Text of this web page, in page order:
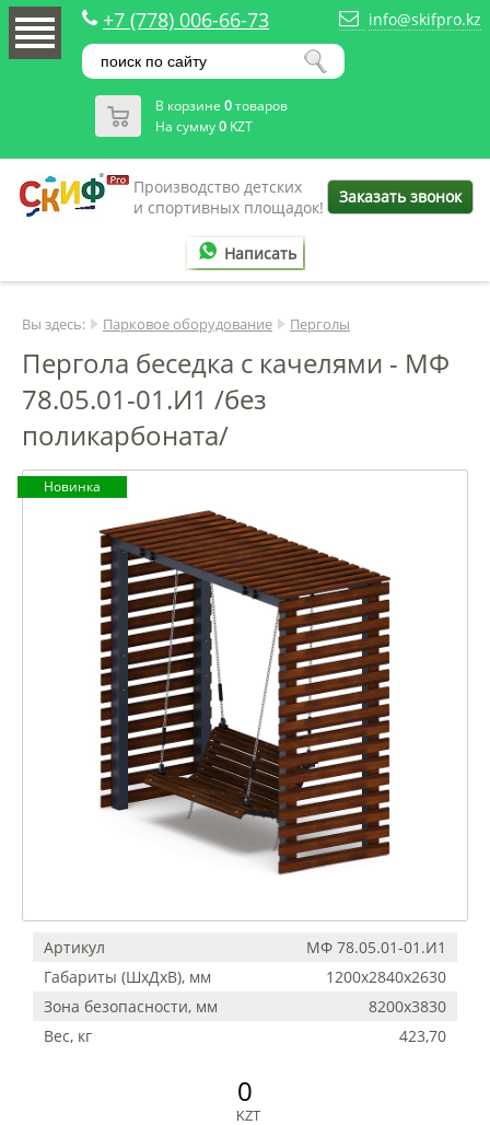
+7 (778) 006-66-73 info@skifpro.kz
В корзине 0товаров
На сумму0 KZT
Производство детских
и спортивных площадок!
Заказать звонок
Написать
Вы здесь: Парковое оборудование Перголы
Пергола беседка с качелями - МФ
78.05.01-01.И1 /без
поликарбоната/
Новинка
Артикул
МФ 78.05.01-01.И1
Габариты (ШхДхВ), мм
1200x2840x2630
Зона безопасности, мм
8200х3830
Вес, кг
423,70
0
KZT